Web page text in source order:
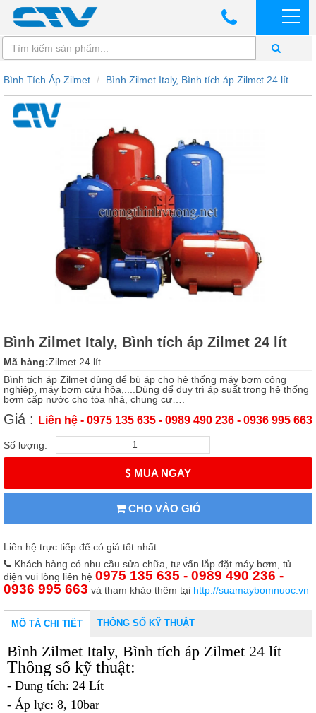
Bình Tích Áp Zilmet Bình Zilmet Italy, Bình tích áp Zilmet 24 lít
Bình Zilmet Italy, Bình tích áp Zilmet 24 lít
Mã hàng:Zilmet 24 lít
Bình tích áp Zilmet dùng để bù áp cho hệ thống máy bơm công
nghiệp, máy bơm cứu hỏa,....Dùng để duy trì áp suất trong hệ thống
bơm cấp nước cho tòa nhà, chung cư….
Giá : Liên hệ - 0975 135 635 - 0989 490 236 - 0936 995 663
Số lượng:
MUA NGAY
CHO VÀO GIỎ
Liên hệ trực tiếp để có giá tốt nhất
Khách hàng có nhu cầu sửa chữa, tư vấn lắp đặt máy bơm, tủ
điện vui lòng liên hệ 0975 135 635 - 0989 490 236 -
0936 995 663 và tham khảo thêm tại http://suamaybomnuoc.vn
MÔ TẢ CHI TIẾT THÔNG SỐ KỸ THUẬT
Bình Zilmet Italy, Bình tích áp Zilmet 24 lít
Thông số kỹ thuật:
- Dung tích: 24 Lít
- Áp lực: 8, 10bar